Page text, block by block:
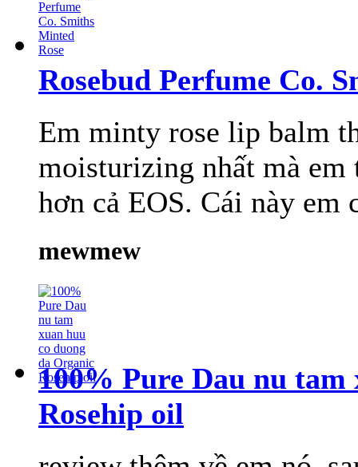
Rosebud Perfume Co.
Em minty rose lip balm
moisturizing nhất mà
hơn cả EOS. Cái này
mewmew
100% Pure Dau nu
Rosehip oil